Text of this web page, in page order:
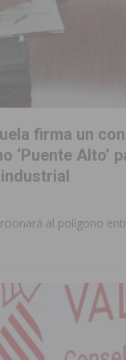
firma un
‘Puente Alto’
al polígono